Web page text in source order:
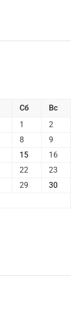
Сб
Вс
1
2
8
9
15
16
22
23
29
30